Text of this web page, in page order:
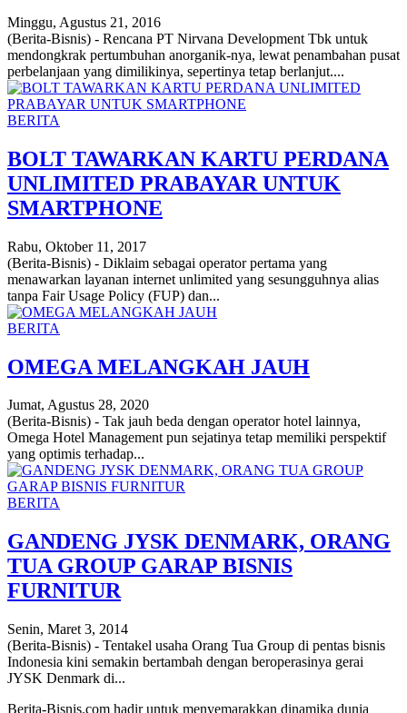
Minggu, Agustus 21, 2016
(Berita-Bisnis) - Rencana PT Nirvana Development Tbk untuk
mendongkrak pertumbuhan anorganik-nya, lewat penambahan pusat
perbelanjaan yang dimilikinya, sepertinya tetap berlanjut....
BERITA
BOLT TAWARKAN KARTU PERDANA
UNLIMITED PRABAYAR UNTUK
SMARTPHONE
Rabu, Oktober 11, 2017
(Berita-Bisnis) - Diklaim sebagai operator pertama yang
menawarkan layanan internet unlimited yang sesungguhnya alias
tanpa Fair Usage Policy (FUP) dan...
BERITA
OMEGA MELANGKAH JAUH
Jumat, Agustus 28, 2020
(Berita-Bisnis) - Tak jauh beda dengan operator hotel lainnya,
Omega Hotel Management pun sejatinya tetap memiliki perspektif
yang optimis terhadap...
BERITA
GANDENG JYSK DENMARK, ORANG
TUA GROUP GARAP BISNIS
FURNITUR
Senin, Maret 3, 2014
(Berita-Bisnis) - Tentakel usaha Orang Tua Group di pentas bisnis
Indonesia kini semakin bertambah dengan beroperasinya gerai
JYSK Denmark di...
Berita-Bisnis.com hadir untuk menyemarakkan dinamika dunia